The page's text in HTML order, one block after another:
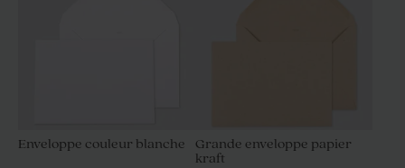
Enveloppe couleur blanche
Grande enveloppe papier
kraft